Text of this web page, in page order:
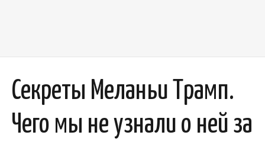
Секреты Меланьи Трамп.
Чего мы не узнали о ней за